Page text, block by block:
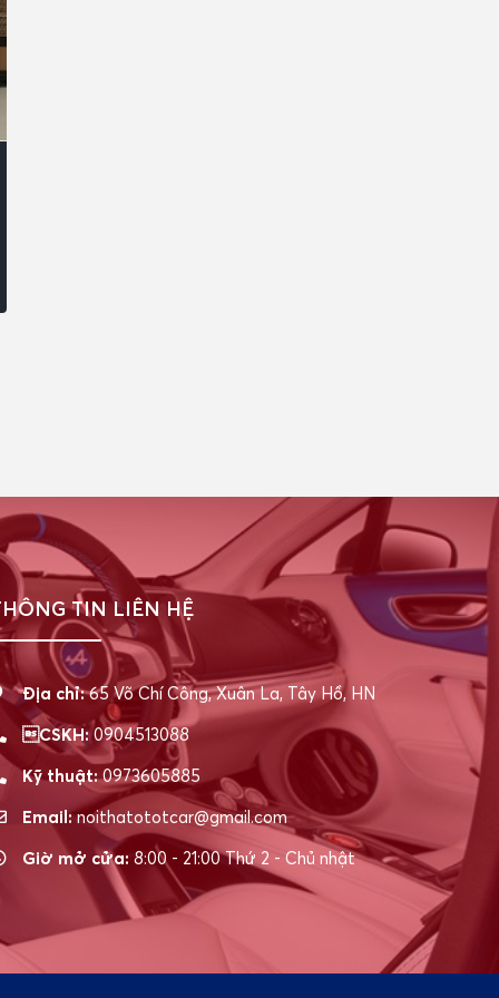
TIN LIÊN HỆ
Địa chỉ:65 Võ Chí Công, Xuân La, Tây Hồ, HN
CSKH:0904513088
Kỹ thuật:0973605885
Email:noithatototcar@gmail.com
Giờ mở cửa: 8:00 - 21:00 Thứ 2 - Chủ nhật